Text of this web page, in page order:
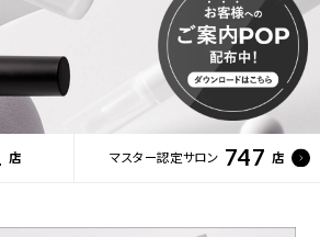
店 マスター認定サロン 747 店